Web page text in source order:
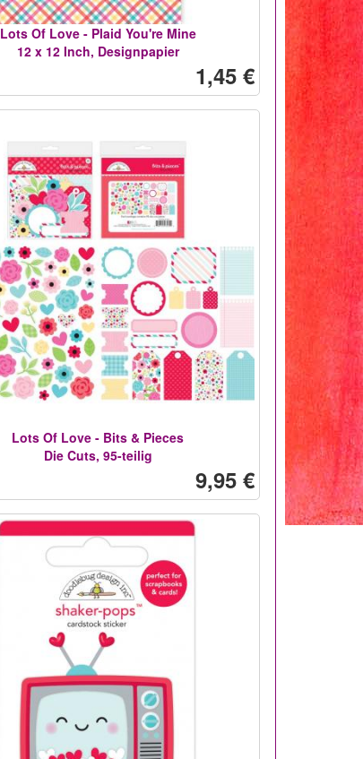
Lots Of Love - Plaid You're Mine
12 x 12 Inch, Designpapier
1,45 €
Lots Of Love - Bits & Pieces
Die Cuts, 95-teilig
9,95 €